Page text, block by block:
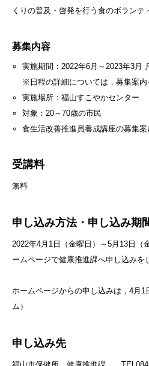
くりの普及・啓発を行う食のボランテ
募集内容
実施期間：2022年6月～2023年3月
※日程の詳細については，募集案内
実施場所：福山すこやかセンター
対象：20～70歳の市民
食生活改善推進員養成講座の募集
受講料
無料
申し込み方法・申し込み期
2022年4月1日（金曜日）～5月13日（
ームページで健康推進課へ申し込みを
ホームページからの申し込みは，4月
ム）
申し込み先